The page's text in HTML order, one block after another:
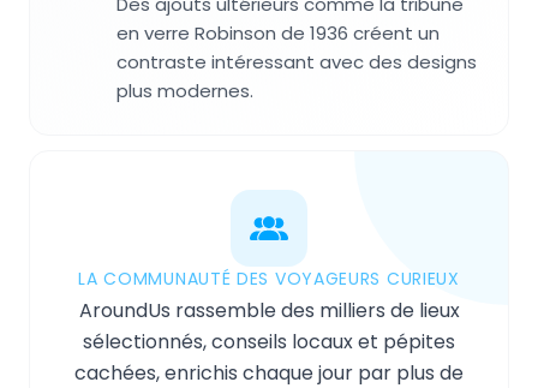
en verre Robinson de 1936 créent un
contraste intéressant avec des designs
plus modernes.
LA COMMUNAUTÉ DES VOYAGEURS CURIEUX
AroundUs rassemble des milliers de lieux
sélectionnés, conseils locaux et pépites
cachées, enrichis chaque jour par plus de